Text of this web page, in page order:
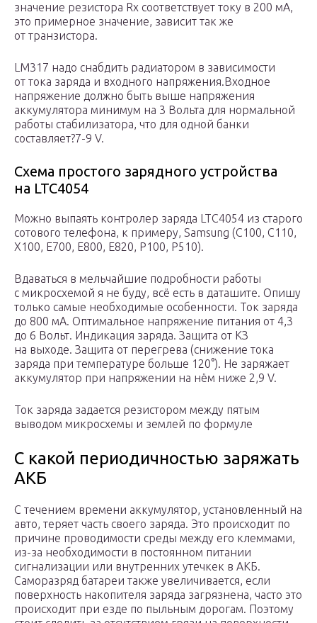
значение резистора Rx соответствует току в 200 мА,
это примерное значение, зависит так же
от транзистора.
LM317 надо снабдить радиатором в зависимости
от тока заряда и входного напряжения.Входное
напряжение должно быть выше напряжения
аккумулятора минимум на 3 Вольта для нормальной
работы стабилизатора, что для одной банки
составляет?7-9 V.
Схема простого зарядного устройства
на LTC4054
Можно выпаять контролер заряда LTC4054 из старого
сотового телефона, к примеру, Samsung (C100, С110,
Х100, E700, E800, E820, P100, P510).
Вдаваться в мельчайшие подробности работы
с микросхемой я не буду, всё есть в даташите. Опишу
только самые необходимые особенности. Ток заряда
до 800 мА. Оптимальное напряжение питания от 4,3
до 6 Вольт. Индикация заряда. Защита от КЗ
на выходе. Защита от перегрева (снижение тока
заряда при температуре больше 120°). Не заряжает
аккумулятор при напряжении на нём ниже 2,9 V.
Ток заряда задается резистором между пятым
выводом микросхемы и землей по формуле
С какой периодичностью заряжать
АКБ
С течением времени аккумулятор, установленный на
авто, теряет часть своего заряда. Это происходит по
причине проводимости среды между его клеммами,
из-за необходимости в постоянном питании
сигнализации или внутренних утечкек в АКБ.
Саморазряд батареи также увеличивается, если
поверхность накопителя заряда загрязнена, часто это
происходит при езде по пыльным дорогам. Поэтому